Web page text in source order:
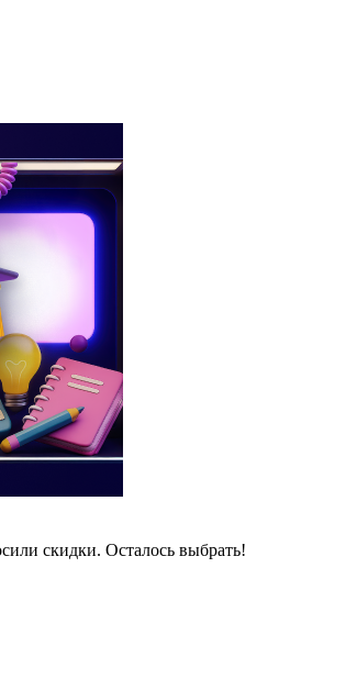
скидки. Осталось выбрать!